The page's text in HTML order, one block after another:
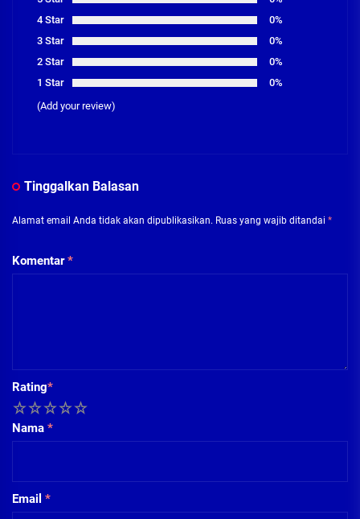
4 Star
0%
3 Star
0%
2 Star
0%
1 Star
0%
(Add your review)
Tinggalkan Balasan
Alamat email Anda tidak akan dipublikasikan. Ruas yang wajib ditandai *
Komentar*
Rating*
5
4
3
2
Nama *
Email *